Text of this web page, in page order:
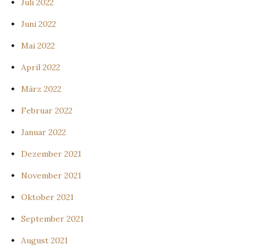
Juli 2022
Juni 2022
Mai 2022
April 2022
März 2022
Februar 2022
Januar 2022
Dezember 2021
November 2021
Oktober 2021
September 2021
August 2021